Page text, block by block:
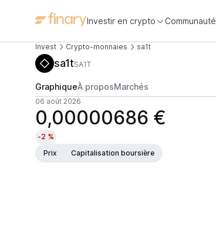
Investir en crypto Communauté
Invest Crypto-monnaies sa1t
sa1tSA1T
GraphiqueÀ proposMarchés
06 août 2026
0,00000686 €
-2 %
Prix
Capitalisation boursière